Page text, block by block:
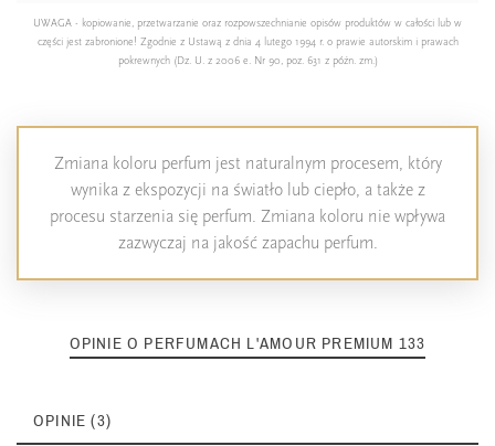
UWAGA - kopiowanie, przetwarzanie oraz rozpowszechnianie opisów produktów w całości lub w
części jest zabronione! Zgodnie z Ustawą z dnia 4 lutego 1994 r. o prawie autorskim i prawach
pokrewnych (Dz. U. z 2006 e. Nr 90, poz. 631 z późn. zm.)
Zmiana koloru perfum jest naturalnym procesem, który
wynika z ekspozycji na światło lub ciepło, a także z
procesu starzenia się perfum. Zmiana koloru nie wpływa
zazwyczaj na jakość zapachu perfum.
OPINIE O PERFUMACH L'AMOUR PREMIUM 133
OPINIE (3)